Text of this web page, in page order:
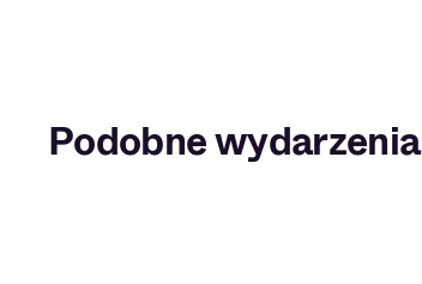
Podobne wydarzenia